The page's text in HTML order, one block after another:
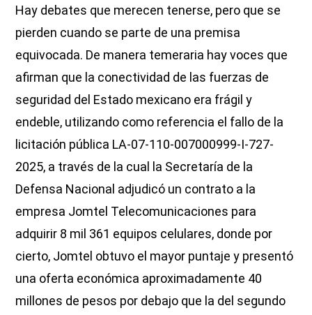
Hay debates que merecen tenerse, pero que se
pierden cuando se parte de una premisa
equivocada. De manera temeraria hay voces que
afirman que la conectividad de las fuerzas de
seguridad del Estado mexicano era frágil y
endeble, utilizando como referencia el fallo de la
licitación pública LA-07-110-007000999-I-727-
2025, a través de la cual la Secretaría de la
Defensa Nacional adjudicó un contrato a la
empresa Jomtel Telecomunicaciones para
adquirir 8 mil 361 equipos celulares, donde por
cierto, Jomtel obtuvo el mayor puntaje y presentó
una oferta económica aproximadamente 40
millones de pesos por debajo que la del segundo